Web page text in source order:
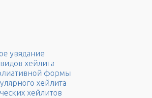
увядание
хейлита
формы
хейлита
хейлитов